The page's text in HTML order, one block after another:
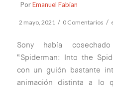
PorEmanuel Fabian
2 mayo, 2021 / 0 Comentarios /
Sony había
“Spiderman: Into the
con un guión bastante
animación distinta a lo